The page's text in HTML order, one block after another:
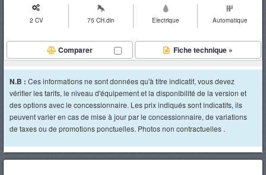
2 CV 75 CH.din Electrique Automatique
Fiche technique »
Comparer
N.B : Ces informations ne sont données qu'à titre indicatif, vous devez
vérifier les tarifs, le niveau d'équipement et la disponibilité de la version et
des options avec le concessionnaire. Les prix indiqués sont indicatifs, ils
peuvent varier en cas de mise à jour par le concessionnaire, de variations
de taxes ou de promotions ponctuelles. Photos non contractuelles .